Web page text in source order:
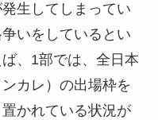
生してしまってい
いをしているとい
、1部では、全日本
カレ）の出場枠を
かれている状況が